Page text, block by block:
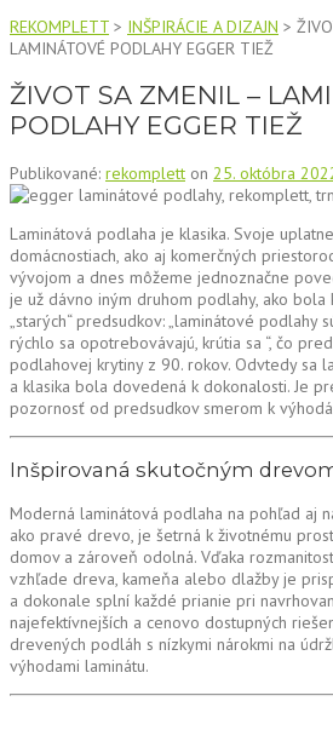
REKOMPLETT > INŠPIRÁCIE A DIZAJN >
LAMINÁTOVÉ PODLAHY EGGER TIEŽ
ŽIVOT SA ZMENIL –
PODLAHY EGGER TIEŽ
Publikované: rekomplett on 25. októbra
Laminátová podlaha je klasika. Svoje
domácnostiach, ako aj komerčných
vývojom a dnes môžeme jednoznačne
je už dávno iným druhom podlahy, ako bola
„starých“ predsudkov: „laminátové podlahy
rýchlo sa opotrebovávajú, krútia sa “, čo
podlahovej krytiny z 90. rokov. Odvtedy sa
a klasika bola dovedená k dokonalosti. Je
pozornosť od predsudkov smerom k
Inšpirovaná skutočným
Moderná laminátová podlaha na pohľad aj
ako pravé drevo, je šetrná k životnému
domov a zároveň odolná. Vďaka
vzhľade dreva, kameňa alebo dlažby je
a dokonale splní každé prianie pri
najefektívnejších a cenovo dostupných
drevených podláh s nízkymi nárokmi na
výhodami laminátu.